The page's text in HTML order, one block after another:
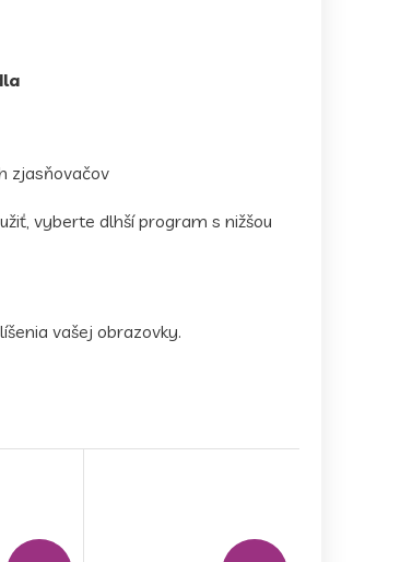
zjasňovačov
vyberte dlhší program s nižšou
vašej obrazovky.